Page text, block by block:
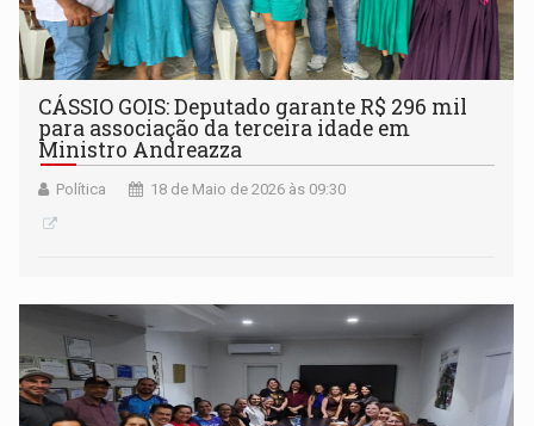
CÁSSIO GOIS: Deputado garante R$ 296 mil
para associação da terceira idade em
Ministro Andreazza
Política 18 de Maio de 2026 às 09:30